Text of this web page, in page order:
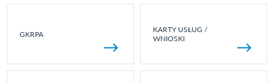
GKRPA
KARTY USŁUG /
WNIOSKI